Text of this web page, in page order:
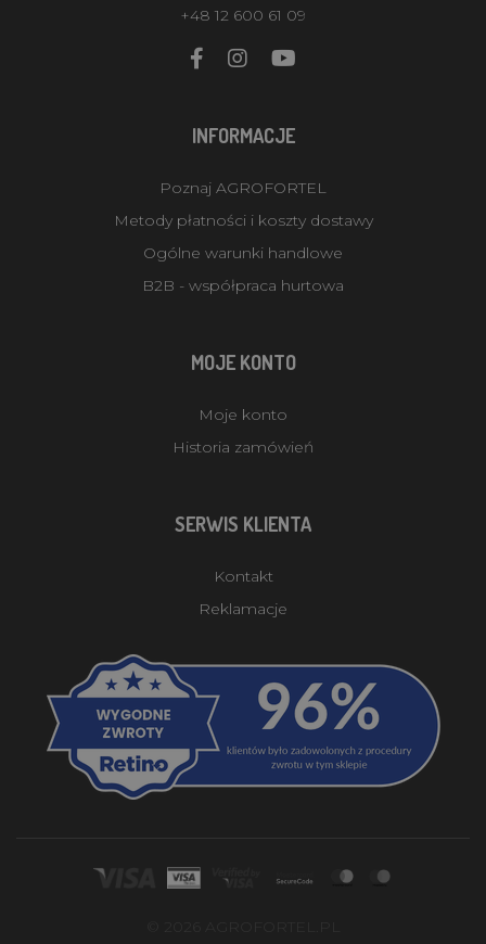
+48 12 600 61 09
INFORMACJE
Poznaj AGROFORTEL
Metody płatności i koszty dostawy
Ogólne warunki handlowe
B2B - współpraca hurtowa
MOJE KONTO
Moje konto
Historia zamówień
SERWIS KLIENTA
Kontakt
Reklamacje